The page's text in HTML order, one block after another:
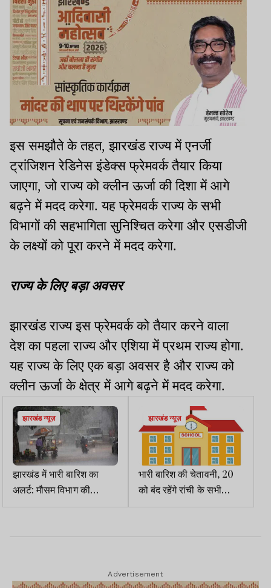
इस समझौते के तहत,झारखंड राज्य में एनर्जी
ट्रांजिशन रेडिनेस इंडेक्स फ्रेमवर्क तैयार किया
जाएगा,जो राज्य को क्लीन ऊर्जा की दिशा में आगे
बढ़ने में मदद करेगा. यह फ्रेमवर्क राज्य के सभी
विभागों की सहभागिता सुनिश्चित करेगा और एसडीजी
के लक्ष्यों को पूरा करने में मदद करेगा.
राज्य के लिए बड़ा अवसर
झारखंड राज्य इस फ्रेमवर्क को तैयार करने वाला
देश का पहला राज्य और एशिया में प्रथम राज्य होगा.
यह राज्य के लिए एक बड़ा अवसर है और राज्य को
क्लीन ऊर्जा के क्षेत्र में आगे बढ़ने में मदद करेगा.
झारखंड न्यूज़
झारखंड में भारी बारिश का
अलर्ट: मौसम विभाग की
चेतावनी, 11 जिलों में बाढ़ का
झारखंड न्यूज़
भारी बारिश की चेतावनी, 20
को बंद रहेंगे रांची के सभी
स्कूल,आदेश जारी
Advertisement